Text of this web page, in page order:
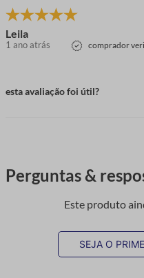
Leila
1 ano atrás comprador
esta avaliação foi útil?
Perguntas &
Este produto
SEJA O